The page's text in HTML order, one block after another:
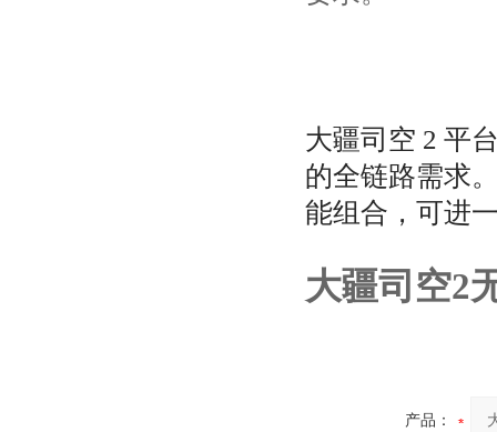
大疆司空 2 平
的全链路需求
能组合，可进
大疆司空2
产品：